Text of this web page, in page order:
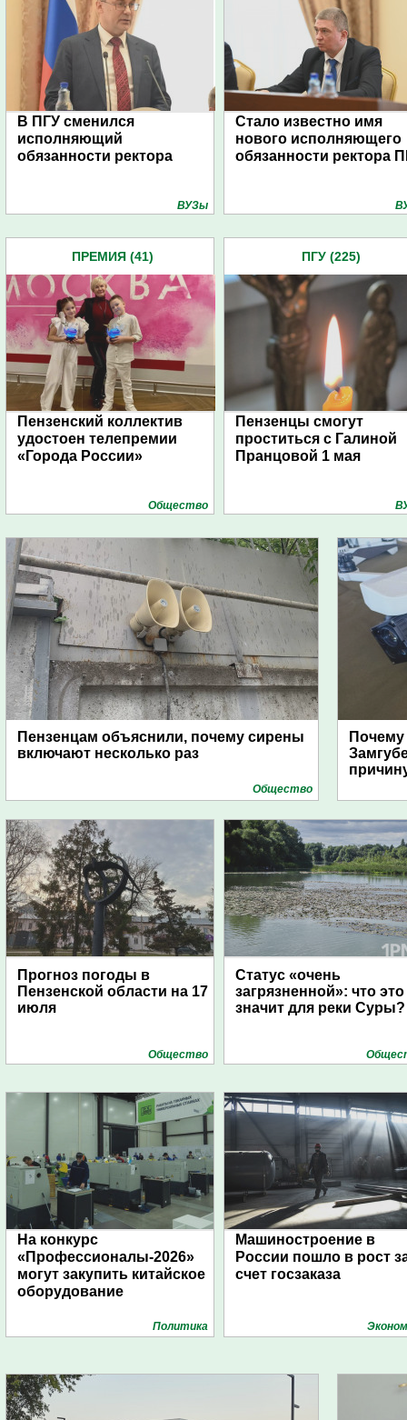
В ПГУ сменился
исполняющий
обязанности ректора
ВУЗы
Стало известно имя
нового исполняющего
обязанности ректора
ПРЕМИЯ (41)
Пензенский коллектив
удостоен телепремии
«Города России»
Общество
ПГУ (225)
Пензенцы смогут
проститься с Галиной
Пранцовой 1 мая
Пензенцам объяснили, почему сирены
включают несколько раз
Общество
Прогноз погоды в
Пензенской области на 17
июля
Общество
Статус «очень
загрязненной»: что это
значит для реки Суры?
На конкурс
«Профессионалы-2026»
могут закупить китайское
оборудование
Политика
Машиностроение в
России пошло в рост
счет госзаказа